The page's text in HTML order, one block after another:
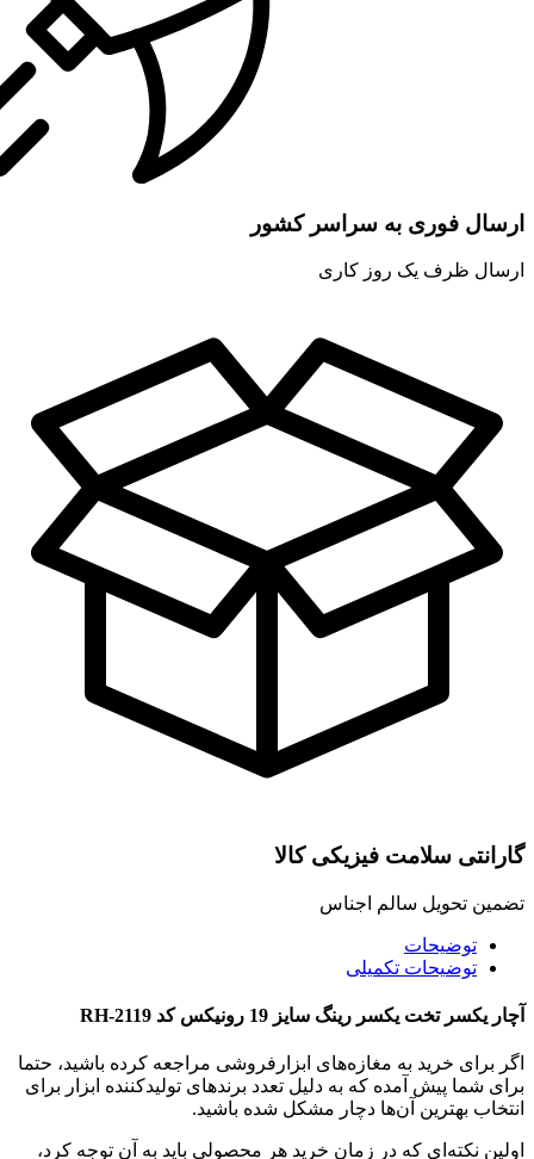
ارسال فوری به سراسر کشور
ارسال ظرف یک روز کاری
گارانتی سلامت فیزیکی کالا
تضمین تحویل سالم اجناس
توضیحات
توضیحات تکمیلی
آچار یکسر تخت یکسر رینگ سایز 19 رونیکس کد RH-2119
اگر برای خرید به مغازه‌های ابزارفروشی مراجعه کرده باشید، حتما
برای شما پیش آمده که به دلیل تعدد برندهای تولیدکننده ابزار برای
انتخاب بهترین آن‌ها دچار مشکل شده باشید.
اولین نکته‌ای که در زمان خرید هر محصولی باید به آن توجه کرد،